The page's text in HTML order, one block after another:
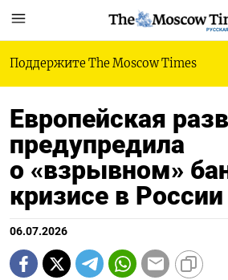
Поддержите The Moscow Times
Европейская
предупредила
о «взрывном»
кризисе в России
06.07.2026